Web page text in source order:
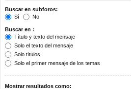
Buscar en subforos:
Sí
No
Buscar en :
Título y texto del mensaje
Solo el texto del mensaje
Solo títulos
Solo el primer mensaje de los temas
Mostrar resultados como: